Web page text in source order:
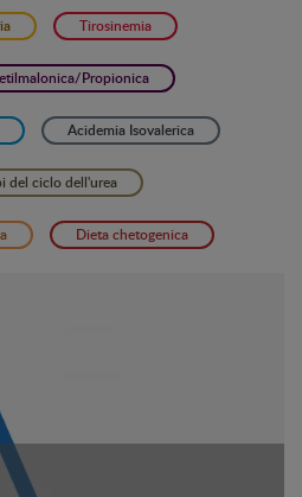
Tirosinemia
Propionica
Acidemia Isovalerica
del ciclo dell'urea
Dieta chetogenica